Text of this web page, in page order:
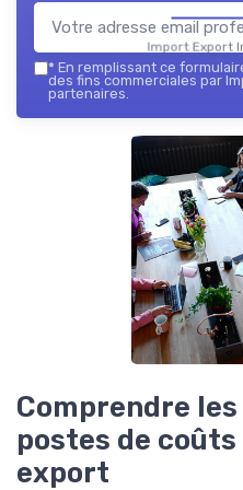
Import Export
* En remplissant ce
des fins commerciales par
partenaires.
Comprendre
postes de
export